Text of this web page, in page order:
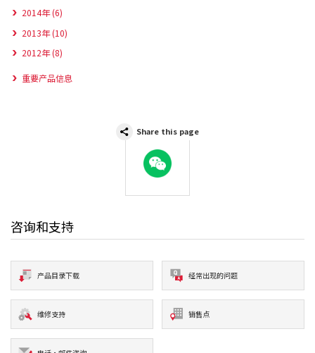
2014年 (6)
2013年 (10)
2012年 (8)
重要产品信息
Share this page
WeChat
咨询和支持
产品目录下载 经常出现的问题
维修支持 销售点